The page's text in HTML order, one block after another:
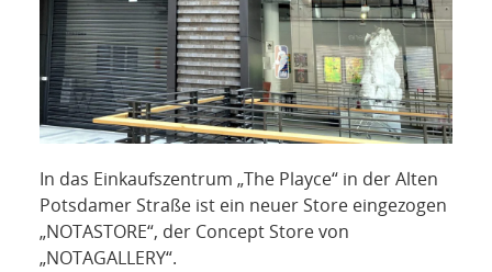
In das Einkaufszentrum „The Playce“ in der Alten
Potsdamer Straße ist ein neuer Store eingezogen
„NOTASTORE“, der Concept Store von
„NOTAGALLERY“.